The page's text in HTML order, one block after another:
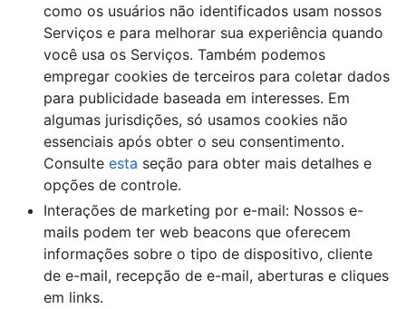
como os usuários não identificados usam nossos
Serviços e para melhorar sua experiência quando
você usa os Serviços. Também podemos
empregar cookies de terceiros para coletar dados
para publicidade baseada em interesses. Em
algumas jurisdições, só usamos cookies não
essenciais após obter o seu consentimento.
Consulte esta seção para obter mais detalhes e
opções de controle.
Interações de marketing por e-mail: Nossos e-
mails podem ter web beacons que oferecem
informações sobre o tipo de dispositivo, cliente
de e-mail, recepção de e-mail, aberturas e cliques
em links.